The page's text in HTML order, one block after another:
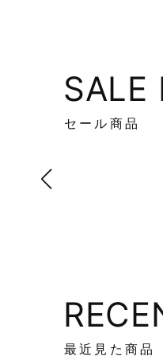
SALE
セール商品
最近見た商品